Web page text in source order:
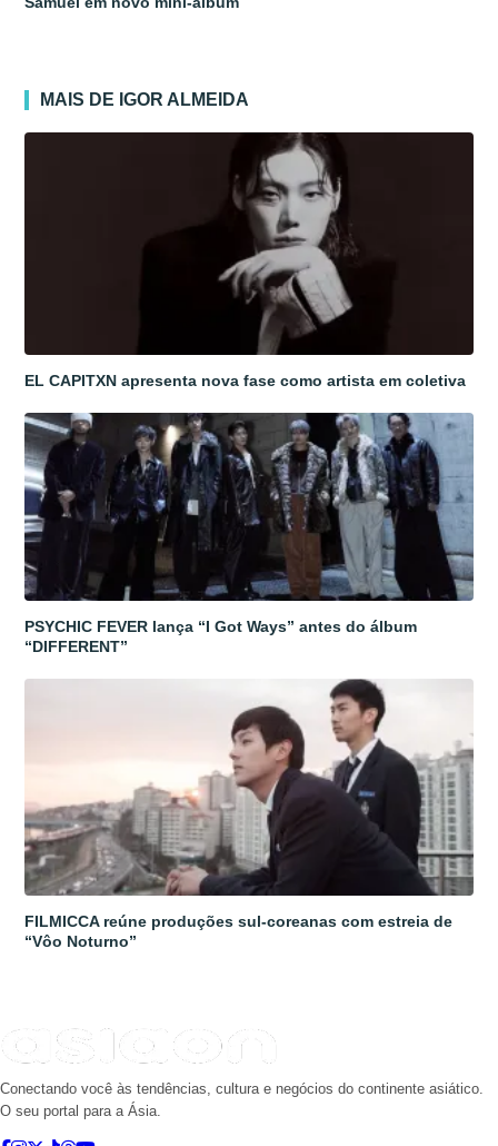
MAIS DE IGOR ALMEIDA
EL CAPITXN apresenta nova fase como artista em coletiva
PSYCHIC FEVER lança “I Got Ways” antes do álbum
“DIFFERENT”
FILMICCA reúne produções sul-coreanas com estreia de
“Vôo Noturno”
Conectando você às tendências, cultura e negócios do continente asiático.
O seu portal para a Ásia.